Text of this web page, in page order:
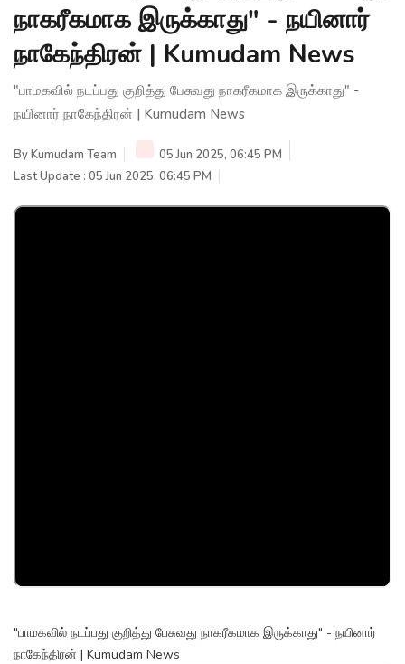
நாகரீகமாக இருக்காது" - நயினார்
நாகேந்திரன் | Kumudam News
"பாமகவில் நடப்பது குறித்து பேசுவது நாகரீகமாக இருக்காது" -
நயினார் நாகேந்திரன் | Kumudam News
ByKumudam Team
05 Jun 2025, 06:45 PM
Last Update : 05 Jun 2025, 06:45 PM
"பாமகவில் நடப்பது குறித்து பேசுவது நாகரீகமாக இருக்காது" - நயினார்
நாகேந்திரன் | Kumudam News